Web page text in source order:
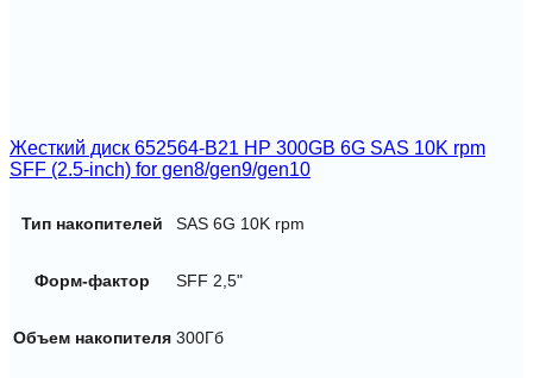
Жесткий диск 652564-B21 HP 300GB 6G SAS 10K rpm
SFF (2.5-inch) for gen8/gen9/gen10
Тип накопителей SAS 6G 10K rpm
Форм-фактор SFF 2,5"
Объем накопителя 300Гб